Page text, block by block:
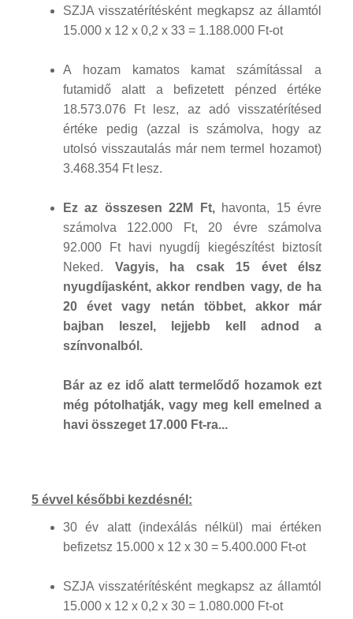
SZJA visszatérítésként megkapsz az államtól
15.000 x 12 x 0,2 x 33 = 1.188.000 Ft-ot
A hozam kamatos kamat számítással a
futamidő alatt a befizetett pénzed értéke
18.573.076 Ft lesz, az adó visszatérítésed
értéke pedig (azzal is számolva, hogy az
utolsó visszautalás már nem termel hozamot)
3.468.354 Ft lesz.
Ez az összesen 22M Ft,havonta, 15 évre
számolva 122.000 Ft, 20 évre számolva
92.000 Ft havi nyugdíj kiegészítést biztosít
Neked. Vagyis, ha csak 15 évet élsz
nyugdíjasként, akkor rendben vagy, de ha
20 évet vagy netán többet, akkor már
bajban leszel, lejjebb kell adnod a
színvonalból.
Bár az ez idő alatt termelődő hozamok ezt
még pótolhatják, vagy meg kell emelned a
havi összeget 17.000 Ft-ra...
5 évvel későbbi kezdésnél:
30 év alatt (indexálás nélkül) mai értéken
befizetsz 15.000 x 12 x 30 = 5.400.000 Ft-ot
SZJA visszatérítésként megkapsz az államtól
15.000 x 12 x 0,2 x 30 = 1.080.000 Ft-ot